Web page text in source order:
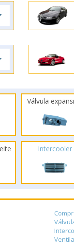
Válvula
Intercooler